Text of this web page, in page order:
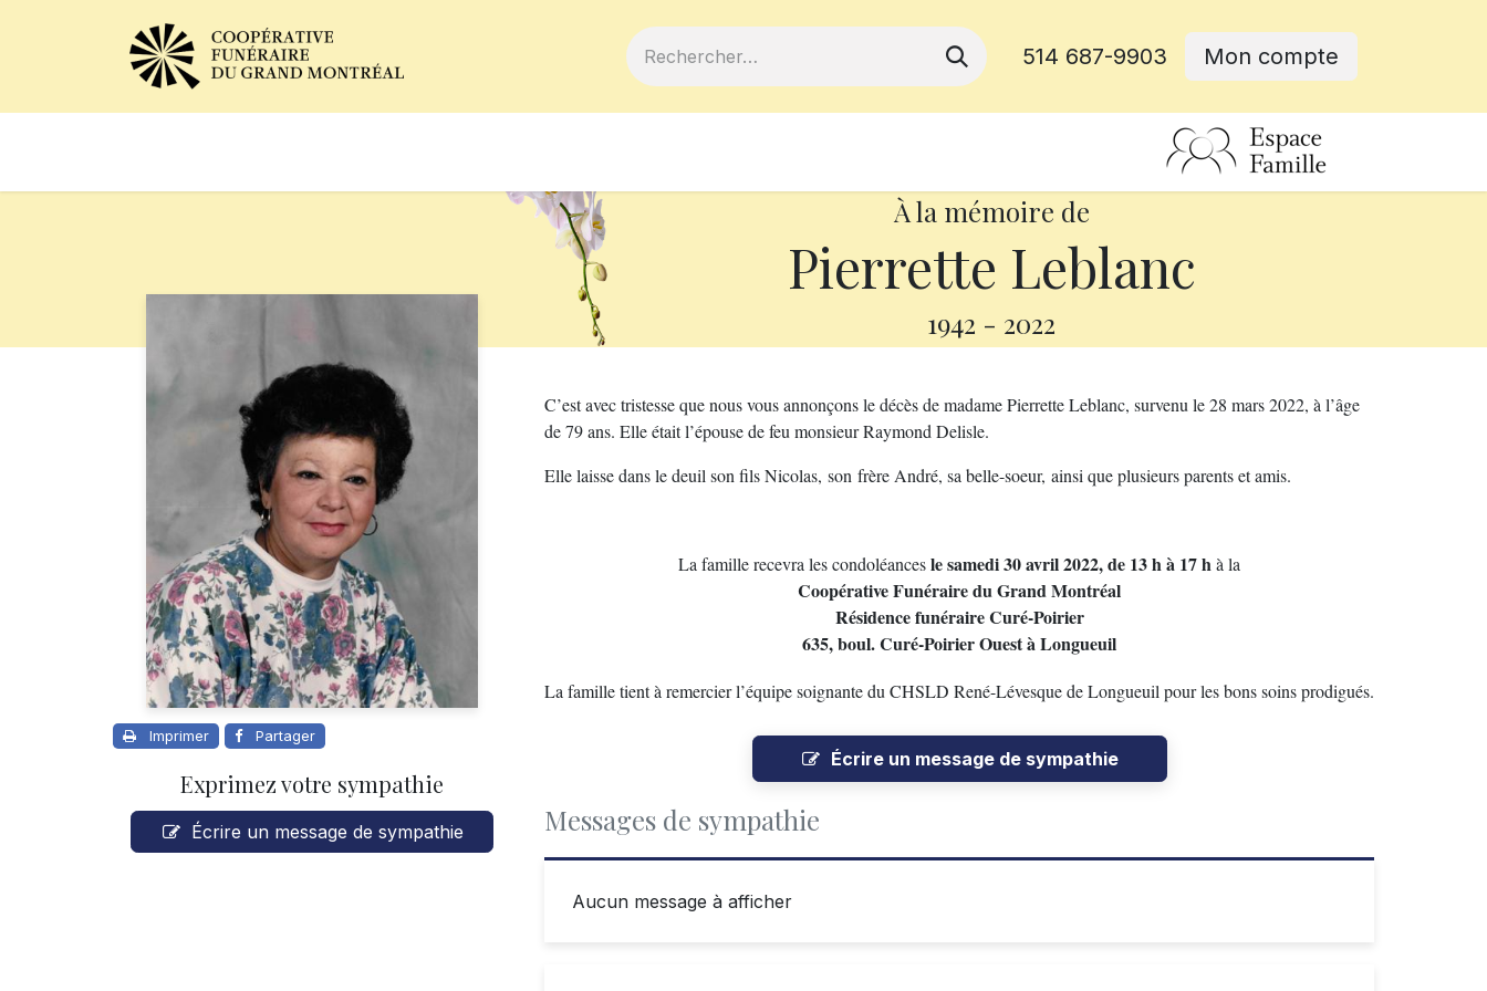
514 687-9903 Mon compte
À la mémoire de
Pierrette Leblanc
1942 - 2022
Imprimer Partager
Exprimez votre sympathie
Écrire un message de sympathie
C’est avec tristesse que nous vous annonçons le décès de madame Pierrette Leblanc, survenu le 28 mars 2022, à l’âge
de 79 ans. Elle était l’épouse de feu monsieur Raymond Delisle.
Elle laisse dans le deuil son fils Nicolas, son frère André, sa belle-soeur, ainsi que plusieurs parents et amis.
La famille recevra les condoléancesle samedi 30 avril 2022, de 13 h à 17 hà la
Coopérative Funéraire du Grand Montréal
Résidence funéraire Curé-Poirier
635, boul. Curé-Poirier Ouest à Longueuil
La famille tient à remercier l’équipe soignante du CHSLD René-Lévesque de Longueuil pour les bons soins prodigués.
Écrire un message de sympathie
Messages de sympathie
Aucun message à afficher